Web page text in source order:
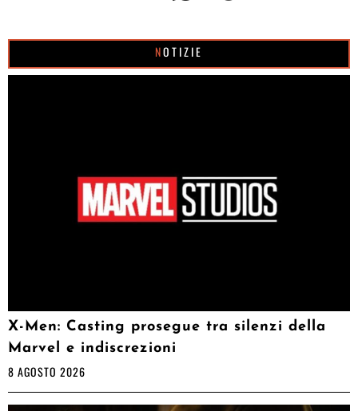
NOTIZIE
X-Men: Casting prosegue tra silenzi della
Marvel e indiscrezioni
8 AGOSTO 2026